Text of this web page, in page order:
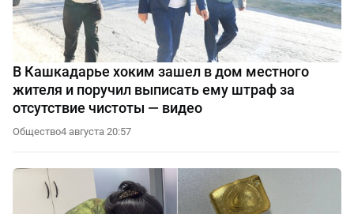
В Кашкадарье хоким зашел в дом местного
жителя и поручил выписать ему штраф за
отсутствие чистоты — видео
Общество4 августа 20:57